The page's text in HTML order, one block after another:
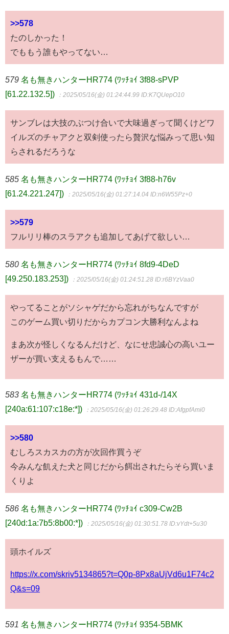
>>578
たのしかった！
でももう誰もやってない…
579 名も無きハンターHR774 (ﾜｯﾁｮｲ 3f88-sPVP
[61.22.132.5])
：2025/05/16(金) 01:24:44.99 ID:K7QUepO10
サンブレは大技のぶつけ合いで大味過ぎって聞くけどワ
イルズのチャアクと双剣使ったら贅沢な悩みって思い知
らされるだろうな
585 名も無きハンターHR774 (ﾜｯﾁｮｲ 3f88-h76v
[61.24.221.247])
：2025/05/16(金) 01:27:14.04 ID:n6W55Pz+0
>>579
フルリリ棒のスラアクも追加してあげて欲しい…
580 名も無きハンターHR774 (ﾜｯﾁｮｲ 8fd9-4DeD
[49.250.183.253])
：2025/05/16(金) 01:24:51.28 ID:r6BYzVaa0
やってることがソシャゲだから忘れがちなんですが
このゲーム買い切りだからカプコン大勝利なんよね
まあ次が怪しくなるんだけど、なにせ忠誠心の高いユー
ザーが買い支えるもんで……
583 名も無きハンターHR774 (ﾜｯﾁｮｲ 431d-/14X
[240a:61:107:c18e:*])
：2025/05/16(金) 01:26:29.48 ID:AfgpfAmi0
>>580
むしろスカスカの方が次回作買うぞ
今みんな飢えた犬と同じだから餌出されたらそら買いま
くりよ
586 名も無きハンターHR774 (ﾜｯﾁｮｲ c309-Cw2B
[240d:1a:7b5:8b00:*])
：2025/05/16(金) 01:30:51.78 ID:vYdt+5u30
頭ホイルズ
https://x.com/skriv5134865?t=Q0p-8Px8aUjVd6u1F74c2
Q&s=09
591 名も無きハンターHR774 (ﾜｯﾁｮｲ 9354-5BMK